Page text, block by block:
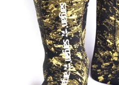
Фридайвинг
Детям
Бассейн